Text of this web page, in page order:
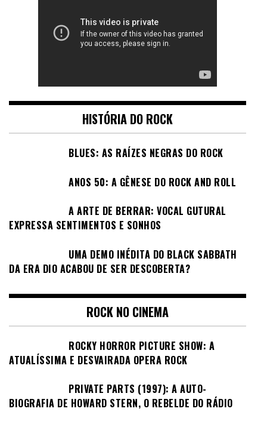
HISTÓRIA DO ROCK
BLUES: AS RAÍZES NEGRAS DO ROCK
ANOS 50: A GÊNESE DO ROCK AND ROLL
A ARTE DE BERRAR: VOCAL GUTURAL
EXPRESSA SENTIMENTOS E SONHOS
UMA DEMO INÉDITA DO BLACK SABBATH
DA ERA DIO ACABOU DE SER DESCOBERTA?
ROCK NO CINEMA
ROCKY HORROR PICTURE SHOW: A
ATUALÍSSIMA E DESVAIRADA OPERA ROCK
PRIVATE PARTS (1997): A AUTO-
BIOGRAFIA DE HOWARD STERN, O REBELDE DO RÁDIO